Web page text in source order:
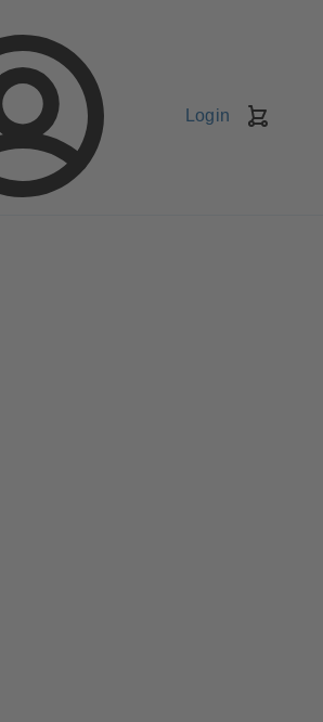
Login